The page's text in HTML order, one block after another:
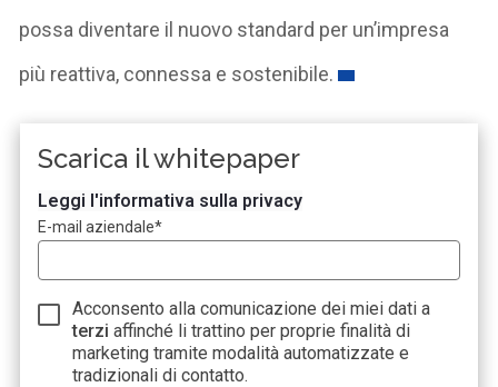
possa diventare il nuovo standard per un’impresa
più reattiva, connessa e sostenibile.
Scarica il whitepaper
Leggi l'informativa sulla privacy
E-mail aziendale*
Acconsento alla comunicazione dei miei dati a
terzi affinché li trattino per proprie finalità di
marketing tramite modalità automatizzate e
tradizionali di contatto.